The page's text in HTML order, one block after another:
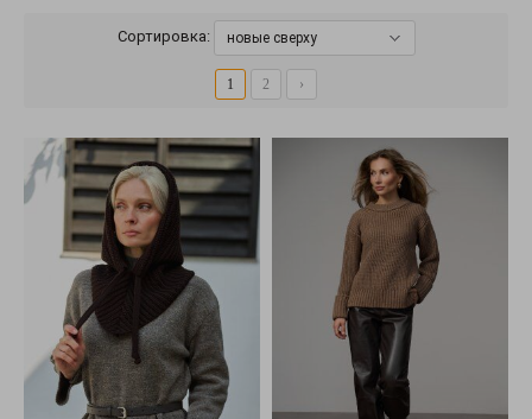
Сортировка: новые сверху
1 2 ›